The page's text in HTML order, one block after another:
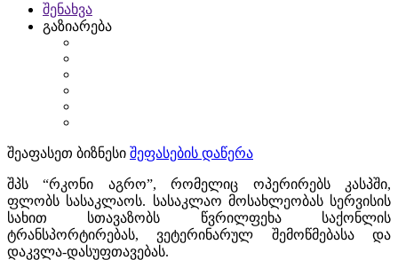
შენახვა
გაზიარება
შეაფასეთ ბიზნესი შეფასების დაწერა
შპს “რკონი აგრო”, რომელიც ოპერირებს კასპში,
ფლობს სასაკლაოს. სასაკლაო მოსახლეობას სერვისის
სახით სთავაზობს წვრილფეხა საქონლის
ტრანსპორტირებას, ვეტერინარულ შემოწმებასა და
დაკვლა-დასუფთავებას.